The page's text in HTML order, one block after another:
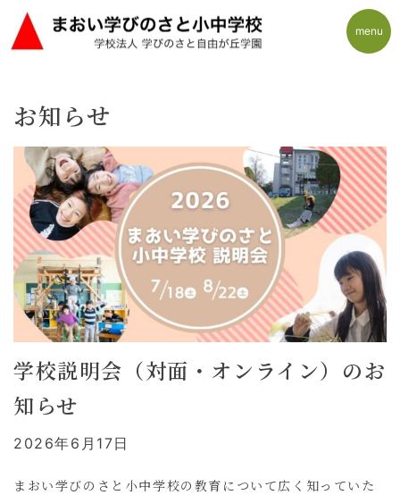
Skip
to
content
menu
お知らせ
学校説明会（対面・オンライン）のお
知らせ
2026年6月17日
まおい学びのさと小中学校の教育について広く知っていた